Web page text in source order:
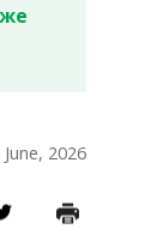
June, 2026